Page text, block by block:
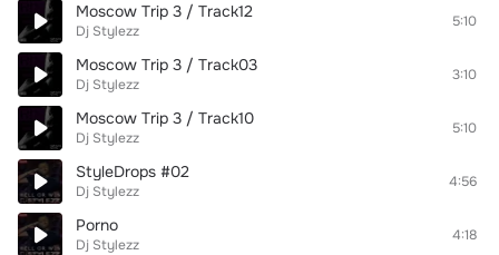
Moscow Trip 3 / Track12
Dj Stylezz
5:10
Moscow Trip 3 / Track03
Dj Stylezz
3:10
Moscow Trip 3 / Track10
Dj Stylezz
5:10
StyleDrops #02
Dj Stylezz
4:56
Porno
Dj Stylezz
4:18